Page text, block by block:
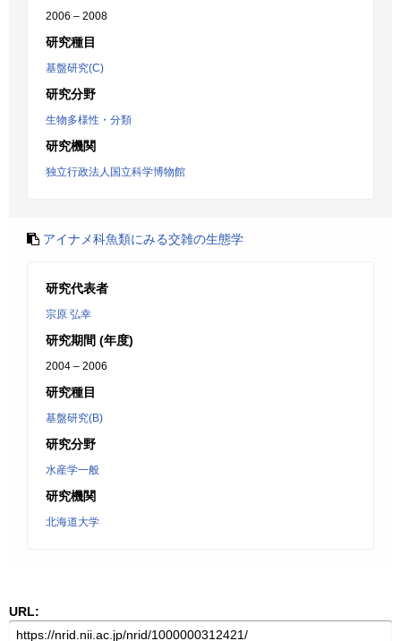
2006 – 2008
研究種目
基盤研究(C)
研究分野
生物多様性・分類
研究機関
独立行政法人国立科学博物館
アイナメ科魚類にみる交雑の生態学
研究代表者
宗原 弘幸
研究期間 (年度)
2004 – 2006
研究種目
基盤研究(B)
研究分野
水産学一般
研究機関
北海道大学
URL: